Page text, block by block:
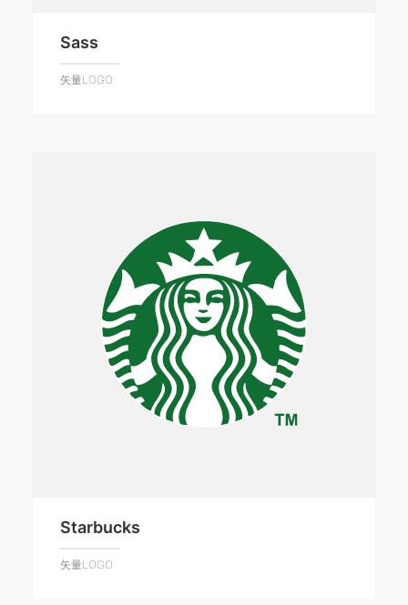
Sass
矢量LOGO
Starbucks
矢量LOGO